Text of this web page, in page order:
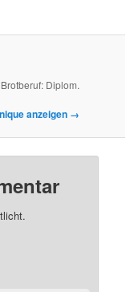
Diplom.
anzeigen →